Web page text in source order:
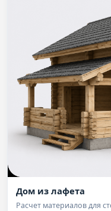
Дом из лафета
Расчет материалов для